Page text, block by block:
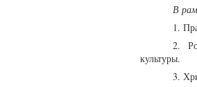
В
1.
2.
культуры.
3.